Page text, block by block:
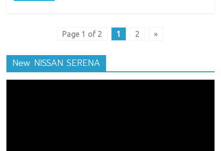
Page 1 of 2 1 2 »
New NISSAN SERENA